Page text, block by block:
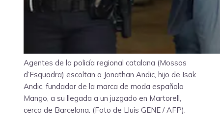
Agentes de la policía regional catalana (Mossos
d’Esquadra) escoltan a Jonathan Andic, hijo de Isak
Andic, fundador de la marca de moda española
Mango, a su llegada a un juzgado en Martorell,
cerca de Barcelona. (Foto de Lluis GENE / AFP).